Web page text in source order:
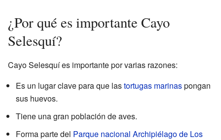
¿Por qué es importante Cayo
Selesquí?
Cayo Selesquí es importante por varias razones:
Es un lugar clave para que lastortugas marinaspongan
sus huevos.
Tiene una gran población de aves.
Forma parte del Parque nacional Archipiélago de Los